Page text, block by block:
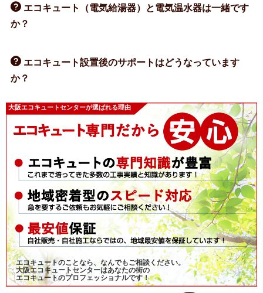
エコキュート（電気給湯器）と電気温水器は一緒です
か？
エコキュート設置後のサポートはどうなっています
か？
大阪エコキュートセンターが選ばれる理由
エコキュートのことなら、なんでもご相談ください。
大阪エコキュートセンターはあなたの街の
エコキュートのプロフェッショナルです！